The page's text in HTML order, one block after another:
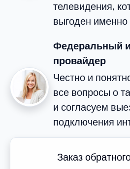
телевидения,
выгоден
Федеральный
провайдер
Честно и
все вопросы о
и согласуем
подключения
Заказ